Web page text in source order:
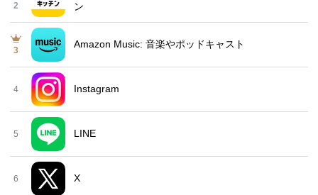
2
ン
3
Amazon Music: 音楽やポッドキャスト
4 Instagram
5 LINE
6 X